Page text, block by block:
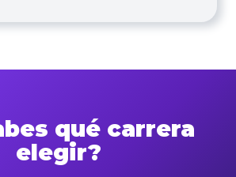
qué carrera
elegir?